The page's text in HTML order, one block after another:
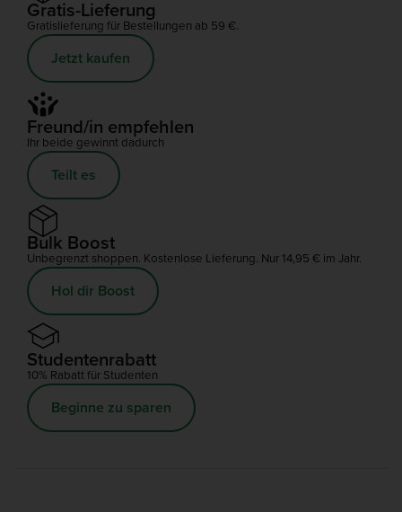
Gratis-Lieferung
Gratislieferung für Bestellungen ab 59 €.
Jetzt kaufen
Freund/in empfehlen
Ihr beide gewinnt dadurch
Teilt es
Bulk Boost
Unbegrenzt shoppen. Kostenlose Lieferung. Nur 14,95 € im Jahr.
Hol dir Boost
Studentenrabatt
10% Rabatt für Studenten
Beginne zu sparen